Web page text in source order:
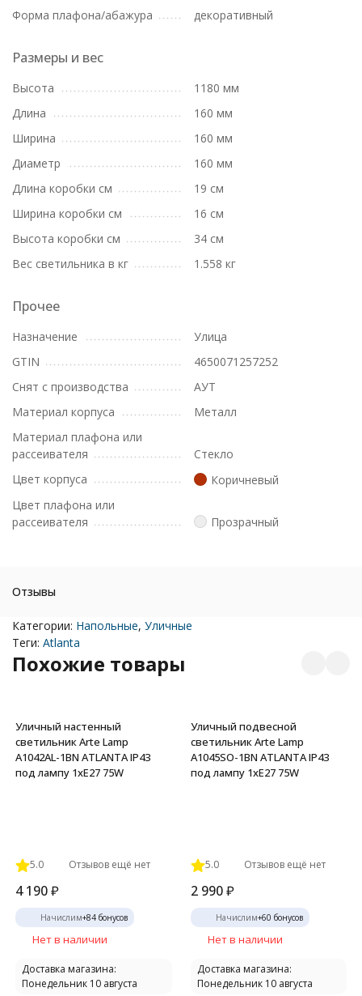
Форма плафона/абажура декоративный
Размеры и вес
Высота
1180 мм
Длина
160 мм
Ширина
160 мм
Диаметр
160 мм
Длина коробки см
19 см
Ширина коробки см
16 см
Высота коробки см
34 см
Вес светильника в кг
1.558 кг
Прочее
Назначение
Улица
GTIN
4650071257252
Снят с производства
АУТ
Материал корпуса
Металл
Материал плафона или
рассеивателя
Стекло
Цвет корпуса
Коричневый
Цвет плафона или
рассеивателя
Прозрачный
Отзывы
Категории: Напольные, Уличные
Теги: Atlanta
Похожие товары
Уличный настенный
светильник Arte Lamp
A1042AL-1BN ATLANTA IP43
под лампу 1xE27 75W
5.0 Отзывов ещё нет
4 190₽
Начислим+84 бонусов
Нет в наличии
Доставка магазина:
Понедельник 10 августа
Уличный подвесной
светильник Arte Lamp
A1045SO-1BN ATLANTA IP43
под лампу 1xE27 75W
5.0 Отзывов ещё нет
2 990 ₽
Начислим+60 бонусов
Нет в наличии
Доставка магазина:
Понедельник 10 августа